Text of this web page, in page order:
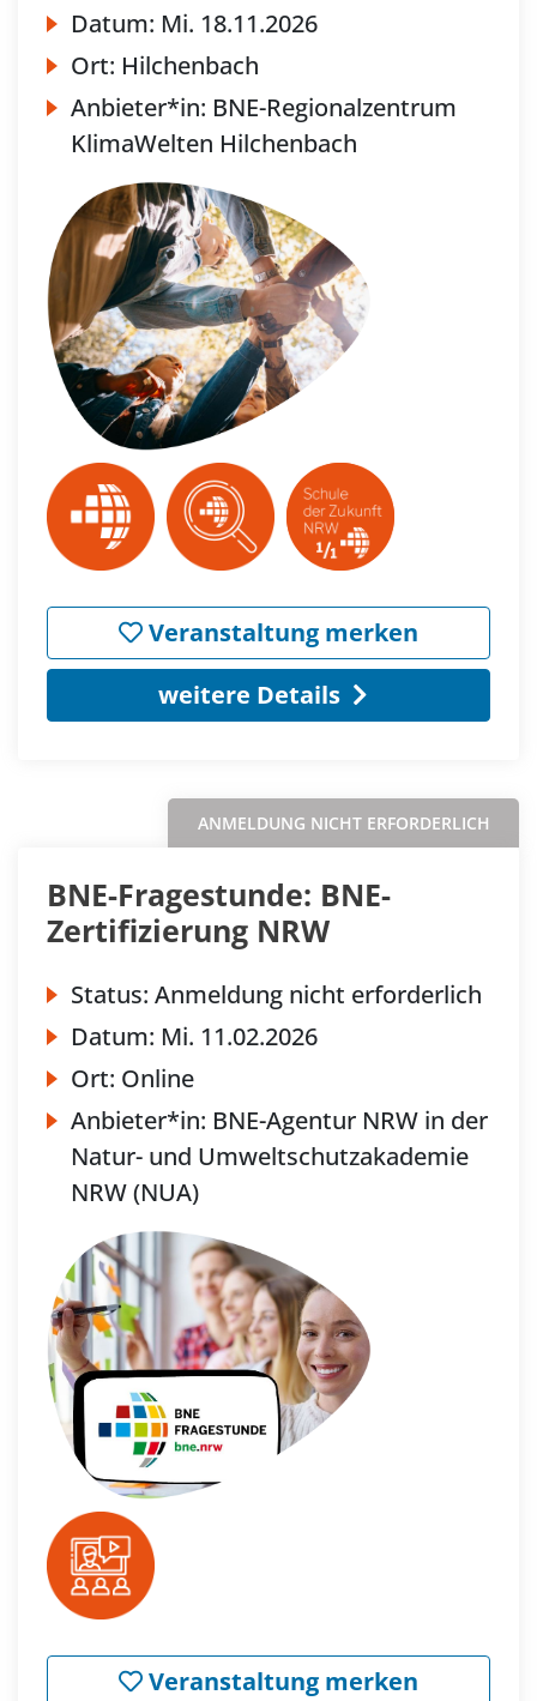
Datum: Mi. 18.11.2026
Ort: Hilchenbach
Anbieter*in: BNE-Regionalzentrum
KlimaWelten Hilchenbach
Veranstaltung merken
weitere Details
ANMELDUNG NICHT ERFORDERLICH
BNE-Fragestunde: BNE-
Zertifizierung NRW
Status: Anmeldung nicht erforderlich
Datum: Mi. 11.02.2026
Ort: Online
Anbieter*in: BNE-Agentur NRW in der
Natur- und Umweltschutzakademie
NRW (NUA)
Veranstaltung merken